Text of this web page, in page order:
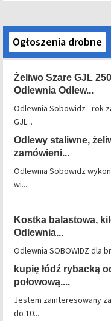
Ogłoszenia drobne
Żeliwo Szare GJL
Odlewnia Odlew...
Odlewnia Sobowidz - rok
GJL...
Odlewy staliwne,
zamówieni...
Odlewnia Sobowidz
wi...
Kostka balastowa,
Odlewnia...
Odlewnia SOBOWIDZ dla
kupię łódź rybacką
połowową....
Jestem zainteresowany
do 10...